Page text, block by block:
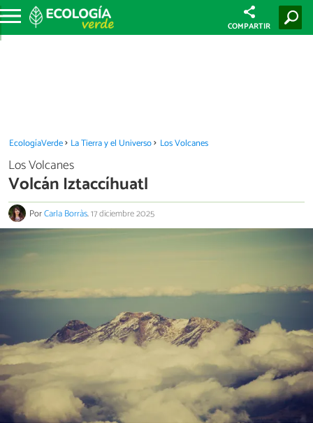
COMPARTIR
EcologíaVerde La Tierra y el Universo Los Volcanes
Los Volcanes
Volcán Iztaccíhuatl
PorCarla Borràs.17 diciembre 2025